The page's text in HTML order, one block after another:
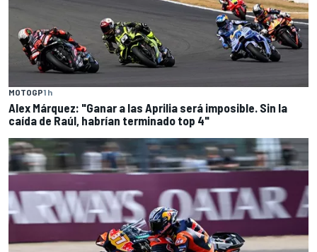
MOTOGP1 h
Alex Márquez: "Ganar a las Aprilia será imposible. Sin la
caída de Raúl, habrían terminado top 4"